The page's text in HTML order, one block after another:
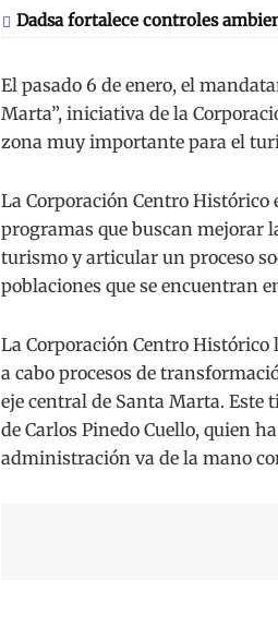
Dadsa fortalece controles
El pasado 6 de enero, el
Marta”, iniciativa de la
zona muy importante para el
La Corporación Centro
programas que buscan mejorar
turismo y articular un proceso
poblaciones que se encuentran
La Corporación Centro Histórico
a cabo procesos de
eje central de Santa Marta. Este
de Carlos Pinedo Cuello, quien
administración va de la mano